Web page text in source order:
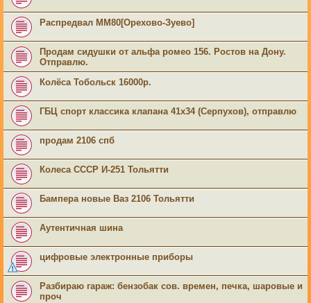
Распредвал ММ80[Орехово-Зуево]
Продам сидушки от альфа ромео 156. Ростов на Дону.
Отправлю.
Колёса Тобольск 16000р.
ГБЦ спорт классика клапана 41х34 (Серпухов), отправлю
продам 2106 спб
Колеса СССР И-251 Тольятти
Бампера новые Ваз 2106 Тольятти
Аутентичная шина
цифровые электронные приборы
Разбираю гараж: бензобак сов. времен, печка, шаровые и
проч